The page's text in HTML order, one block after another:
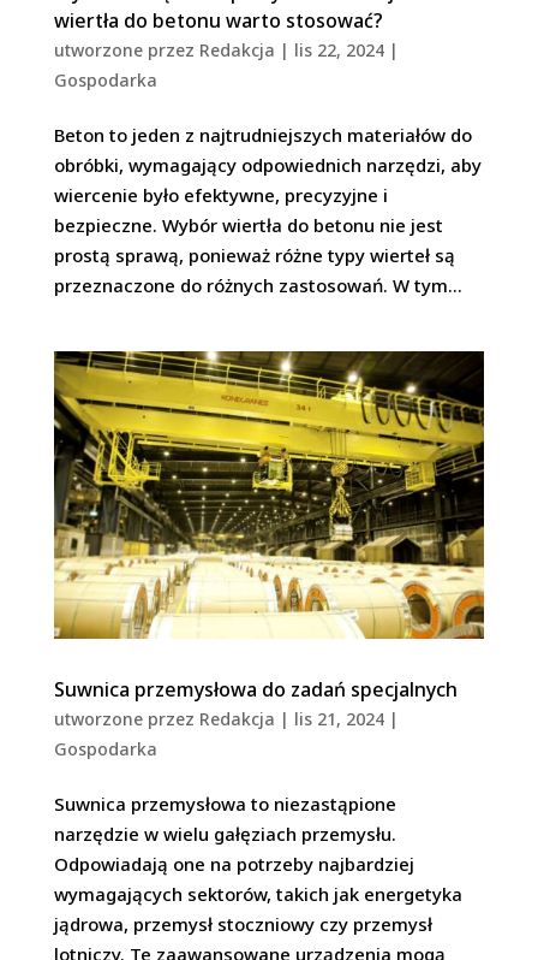
wiertła do betonu warto stosować?
utworzone przez Redakcja | lis 22, 2024|
Gospodarka
Beton to jeden z najtrudniejszych materiałów do
obróbki, wymagający odpowiednich narzędzi, aby
wiercenie było efektywne, precyzyjne i
bezpieczne. Wybór wiertła do betonu nie jest
prostą sprawą, ponieważ różne typy wierteł są
przeznaczone do różnych zastosowań. W tym...
Suwnica przemysłowa do zadań specjalnych
utworzone przez Redakcja | lis 21, 2024|
Gospodarka
Suwnica przemysłowa to niezastąpione
narzędzie w wielu gałęziach przemysłu.
Odpowiadają one na potrzeby najbardziej
wymagających sektorów, takich jak energetyka
jądrowa, przemysł stoczniowy czy przemysł
lotniczy. Te zaawansowane urządzenia mogą